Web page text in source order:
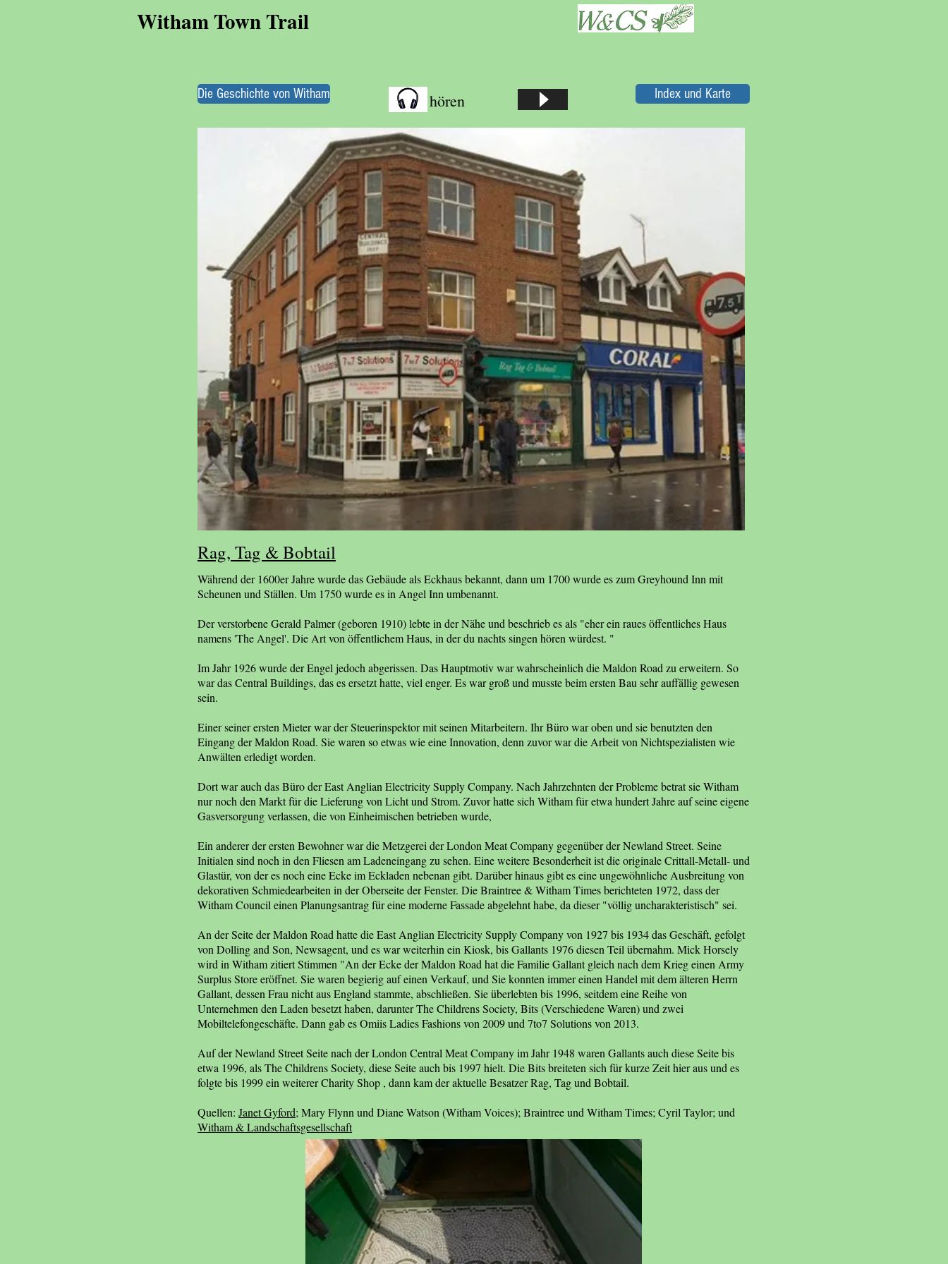
Witham Town Trail
Die Geschichte von Witham hören Index und Karte
Rag, Tag & Bobtail
Während der 1600er Jahre wurde das Gebäude als Eckhaus bekannt, dann um 1700 wurde es zum Greyhound Inn mit
Scheunen und Ställen. Um 1750 wurde es in Angel Inn umbenannt.
Der verstorbene Gerald Palmer (geboren 1910) lebte in der Nähe und beschrieb es als "eher ein raues öffentliches Haus
namens 'The Angel'. Die Art von öffentlichem Haus, in der du nachts singen hören würdest. "
Im Jahr 1926 wurde der Engel jedoch abgerissen. Das Hauptmotiv war wahrscheinlich die Maldon Road zu erweitern. So
war das Central Buildings, das es ersetzt hatte, viel enger. Es war groß und musste beim ersten Bau sehr auffällig gewesen
sein.
Einer seiner ersten Mieter war der Steuerinspektor mit seinen Mitarbeitern. Ihr Büro war oben und sie benutzten den
Eingang der Maldon Road. Sie waren so etwas wie eine Innovation, denn zuvor war die Arbeit von Nichtspezialisten wie
Anwälten erledigt worden.
Dort war auch das Büro der East Anglian Electricity Supply Company. Nach Jahrzehnten der Probleme betrat sie Witham
nur noch den Markt für die Lieferung von Licht und Strom. Zuvor hatte sich Witham für etwa hundert Jahre auf seine eigene
Gasversorgung verlassen, die von Einheimischen betrieben wurde,
Ein anderer der ersten Bewohner war die Metzgerei der London Meat Company gegenüber der Newland Street. Seine
Initialen sind noch in den Fliesen am Ladeneingang zu sehen. Eine weitere Besonderheit ist die originale Crittall-Metall- und
Glastür, von der es noch eine Ecke im Eckladen nebenan gibt. Darüber hinaus gibt es eine ungewöhnliche Ausbreitung von
dekorativen Schmiedearbeiten in der Oberseite der Fenster. Die Braintree & Witham Times berichteten 1972, dass der
Witham Council einen Planungsantrag für eine moderne Fassade abgelehnt habe, da dieser "völlig uncharakteristisch" sei.
An der Seite der Maldon Road hatte die East Anglian Electricity Supply Company von 1927 bis 1934 das Geschäft, gefolgt
von Dolling and Son, Newsagent, und es war weiterhin ein Kiosk, bis Gallants 1976 diesen Teil übernahm. Mick Horsely
wird in Witham zitiert Stimmen "An der Ecke der Maldon Road hat die Familie Gallant gleich nach dem Krieg einen Army
Surplus Store eröffnet. Sie waren begierig auf einen Verkauf, und Sie konnten immer einen Handel mit dem älteren Herrn
Gallant, dessen Frau nicht aus England stammte, abschließen. Sie überlebten bis 1996, seitdem eine Reihe von
Unternehmen den Laden besetzt haben, darunter The Childrens Society, Bits (Verschiedene Waren) und zwei
Mobiltelefongeschäfte. Dann gab es Omiis Ladies Fashions von 2009 und 7to7 Solutions von 2013.
Auf der Newland Street Seite nach der London Central Meat Company im Jahr 1948 waren Gallants auch diese Seite bis
etwa 1996, als The Childrens Society, diese Seite auch bis 1997 hielt. Die Bits breiteten sich für kurze Zeit hier aus und es
folgte bis 1999 ein weiterer Charity Shop , dann kam der aktuelle Besatzer Rag, Tag und Bobtail.
Quellen: Janet Gyford; Mary Flynn und Diane Watson (Witham Voices); Braintree und Witham Times; Cyril Taylor; und
Witham & Landschaftsgesellschaft